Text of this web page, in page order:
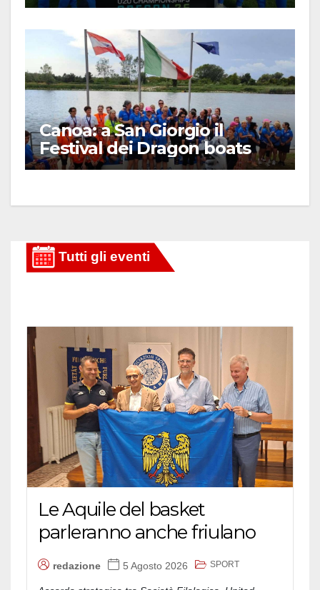
Canoa: a San Giorgio il
Festival dei Dragon boats
Le Aquile del basket
parleranno anche friulano
redazione 5 Agosto 2026 SPORT